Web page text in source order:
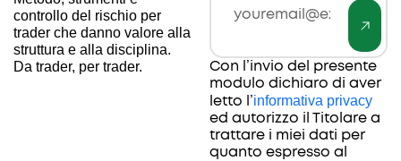
controllo del rischio per
trader che danno valore alla
struttura e alla disciplina.
Da trader, per trader.
Con l’invio del presente
modulo dichiaro di aver
letto l’informativa privacy
ed autorizzo il Titolare a
trattare i miei dati per
quanto espresso al